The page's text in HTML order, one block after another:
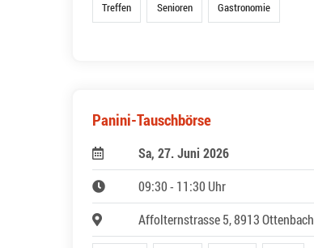
Treffen Senioren Gastronomie
Panini-Tauschbörse
Sa, 27. Juni 2026
09:30 - 11:30 Uhr
Affolternstrasse 5, 8913 Ottenbach